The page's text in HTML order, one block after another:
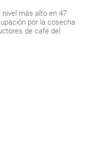
más alto en 47
por la cosecha
de café del